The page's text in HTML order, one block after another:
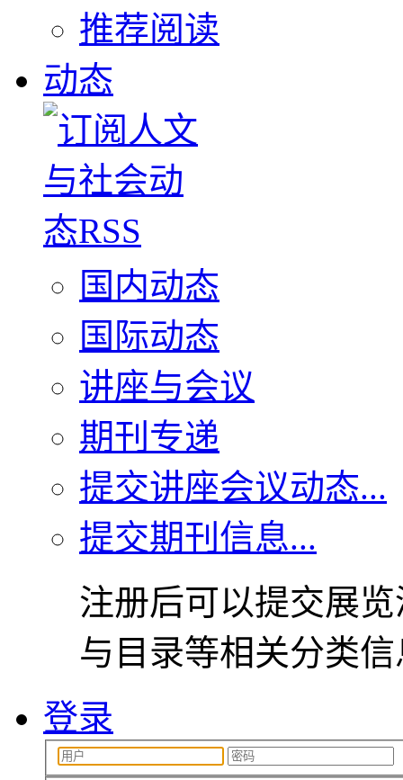
推荐阅读
动态
国内动态
国际动态
讲座与会议
期刊专递
提交讲座会议动态...
提交期刊信息...
注册后可以提交展
与目录等相关分类
登录